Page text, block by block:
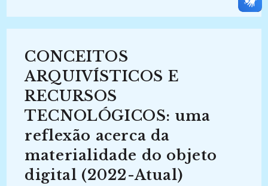
ARQUIVÍSTICOS
DO
GOVERNO
DO
ESTADO
DO
ESPÍRITO
SANTO
(2024-
Atual)
CONCEITOS
ARQUIVÍSTICOS E
RECURSOS
TECNOLÓGICOS: uma
reflexão acerca da
materialidade do objeto
digital (2022-Atual)